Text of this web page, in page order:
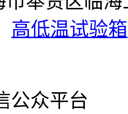
高低温试验箱
公众平台